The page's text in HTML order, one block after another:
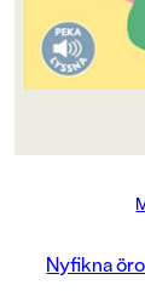
SPRÅK
Svenska
Nyfikna öron
Nyfikna